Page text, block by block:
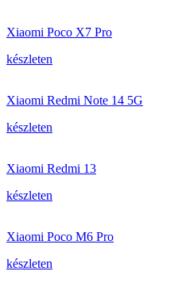
Xiaomi Poco X7 Pro
készleten
Xiaomi Redmi Note 14 5G
készleten
Xiaomi Redmi 13
készleten
Xiaomi Poco M6 Pro
készleten